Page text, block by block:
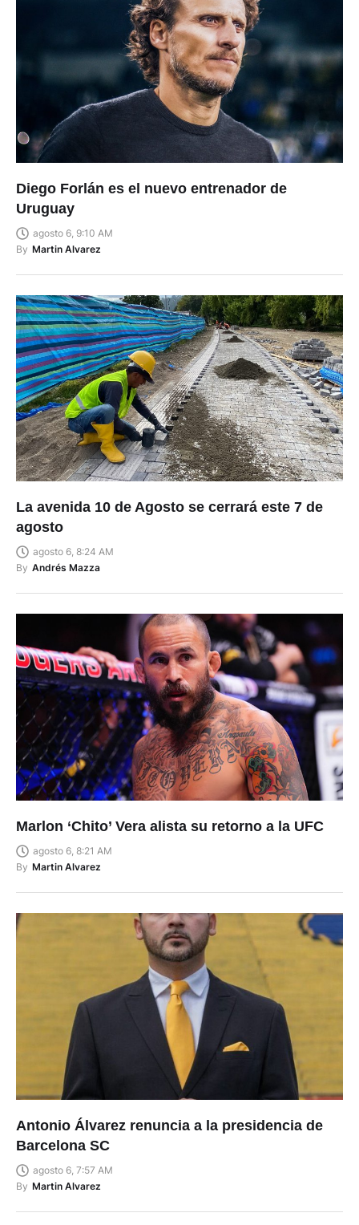
Diego Forlán es el nuevo entrenador de
Uruguay
agosto 6, 9:10 AM
By Martin Alvarez
La avenida 10 de Agosto se cerrará este 7 de
agosto
agosto 6, 8:24 AM
By Andrés Mazza
Marlon ‘Chito’ Vera alista su retorno a la UFC
agosto 6, 8:21 AM
By Martin Alvarez
Antonio Álvarez renuncia a la presidencia de
Barcelona SC
agosto 6, 7:57 AM
By Martin Alvarez